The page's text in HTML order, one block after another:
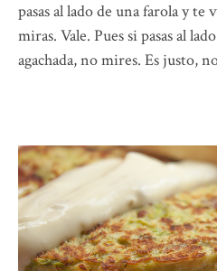
pasas al lado de una farola y
miras. Vale. Pues si pasas al
agachada, no mires. Es justo,